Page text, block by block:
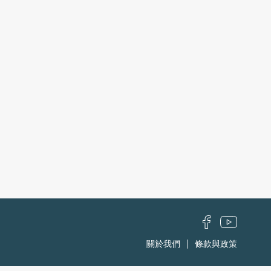
關於我們
條款與政策